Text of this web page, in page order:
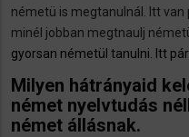
németü is megtanulnál. Itt
minél jobban megtnaulj
gyorsan németül tanulni. Itt
Milyen hátrányaid
német nyelvtudás
német állásnak.